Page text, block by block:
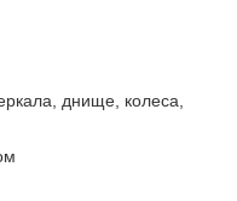
днище, колеса,